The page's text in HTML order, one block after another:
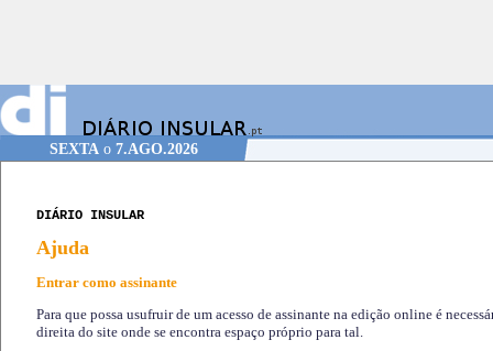
SEXTA o 7.AGO.2026
DIÁRIO INSULAR
Ajuda
Entrar como assinante
Para que possa usufruir de um acesso de assinante na edição online é
direita do site onde se encontra espaço próprio para tal.